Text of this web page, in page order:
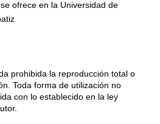
ofrece en la Universidad de
prohibida la reproducción total o
Toda forma de utilización no
con lo establecido en la ley